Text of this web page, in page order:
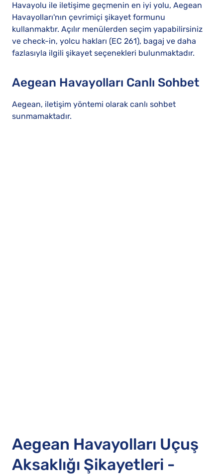
Havayolu ile iletişime geçmenin en iyi yolu, Aegean
Havayolları'nın çevrimiçi şikayet formunu
kullanmaktır. Açılır menülerden seçim yapabilirsiniz
ve check-in, yolcu hakları (EC 261), bagaj ve daha
fazlasıyla ilgili şikayet seçenekleri bulunmaktadır.
Aegean Havayolları Canlı Sohbet
Aegean, iletişim yöntemi olarak canlı sohbet
sunmamaktadır.
Aegean Havayolları Uçuş
Aksaklığı Şikayetleri -